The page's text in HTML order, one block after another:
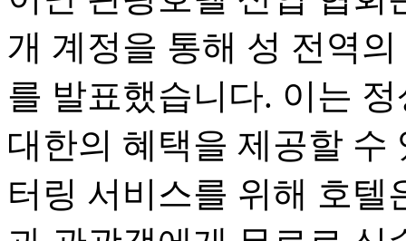
개 계정을 통해 성 전역
를 발표했습니다. 이는
대한의 혜택을 제공할 수
터링 서비스를 위해 호텔